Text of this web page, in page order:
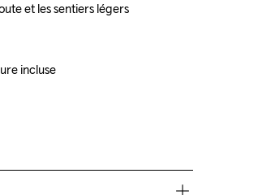
et les sentiers légers
incluse
et les sentiers légers
incluse